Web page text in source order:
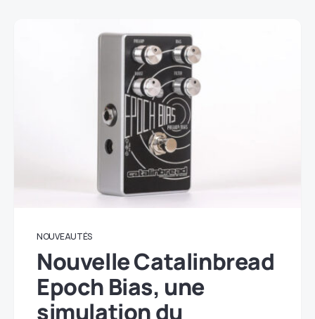
NOUVEAUTÉS
Nouvelle Catalinbread
Epoch Bias, une
simulation du